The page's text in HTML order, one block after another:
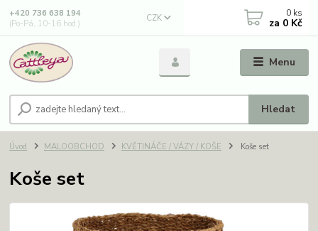
Menu
CZK
Hledat
+420 736 638 194
(Po-Pá, 10-16 hod.)
0 ks
za 0 Kč
Úvod MALOOBCHOD KVĚTINÁČE / VÁZY / KOŠE Koše set
Koše set